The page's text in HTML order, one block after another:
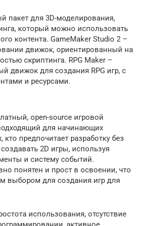
пакет для 3D-моделирования,
который можно использовать
контента. GameMaker Studio 2 –
движок, ориентированный на
скриптинга. RPG Maker –
движок для создания RPG игр, с
и ресурсами.
open-source игровой
для начинающих
кто предпочитает разработку без
2D игры, используя
и систему событий.
понятен и прост в освоении, что
выбором для создания игр для
использования, отсутствие